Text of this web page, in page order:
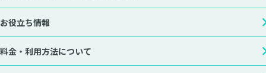
お役立ち情報
料金・利用方法について